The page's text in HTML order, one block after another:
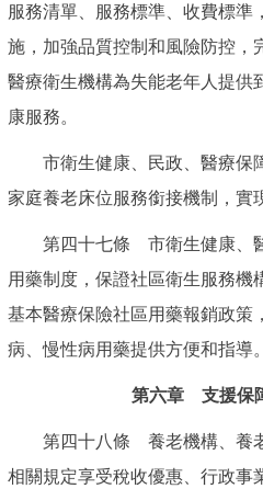
服務清單、服務標準、收費標準
施，加強品質控制和風險防控，
醫療衛生機構為失能老年人提供
康服務。
市衛生健康、民政、醫療保
家庭養老床位服務銜接機制，實
第四十七條 市衛生健康、醫
用藥制度，保證社區衛生服務機
基本醫療保險社區用藥報銷政策
病、慢性病用藥提供方便和指導。
第六章 支援保
第四十八條 養老機構、養老
相關規定享受稅收優惠、行政事